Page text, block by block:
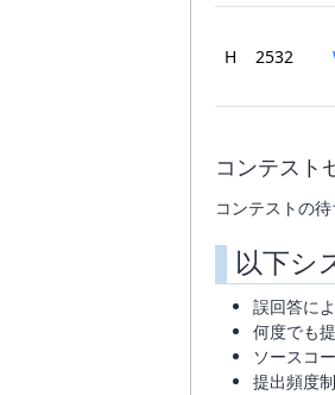
H 2532
コンテスト
コンテストの
以下シ
誤回答に
何度でも
ソースコ
提出頻度